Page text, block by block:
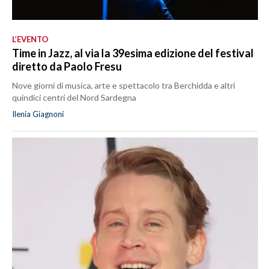
L’EVENTO
Time in Jazz, al via la 39esima edizione del festival
diretto da Paolo Fresu
Nove giorni di musica, arte e spettacolo tra Berchidda e altri
quindici centri del Nord Sardegna
Ilenia Giagnoni